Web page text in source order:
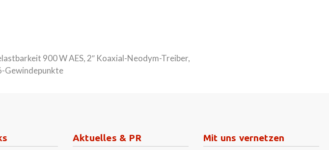
900 W AES, 2″ Koaxial-Neodym-Treiber,
Gewindepunkte
Aktuelles & PR Mit uns vernetzen